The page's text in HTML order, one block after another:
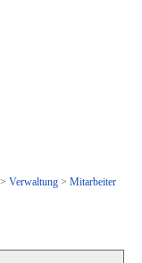
Verwaltung> Mitarbeiter